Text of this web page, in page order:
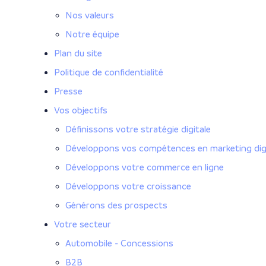
Nos valeurs
Notre équipe
Plan du site
Politique de confidentialité
Presse
Vos objectifs
Définissons votre stratégie digitale
Développons vos compétences en marketing
Développons votre commerce en ligne
Développons votre croissance
Générons des prospects
Votre secteur
Automobile - Concessions
B2B